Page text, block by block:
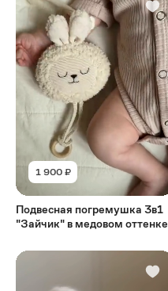
1 900 ₽
Подвесная погремушка 3в1
"Зайчик" в медовом оттенке